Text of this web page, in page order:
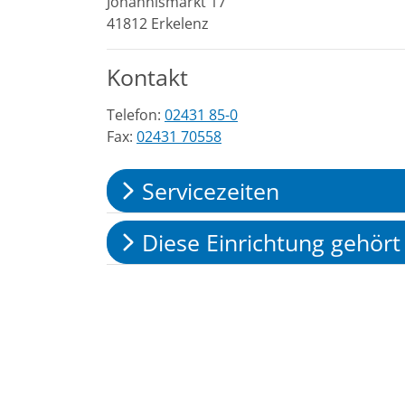
41812 Erkelenz
Kontakt
Telefon: 02431 85-0
Fax: 02431 70558
Servicezeiten
Diese Einrichtung